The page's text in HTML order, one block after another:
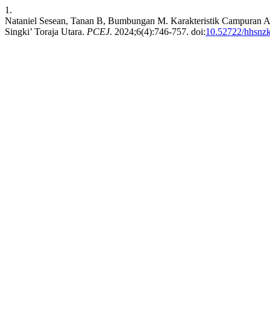
1.
Nataniel Sesean, Tanan B, Bumbungan M. Karakteristik Campuran
Singki’ Toraja Utara. PCEJ. 2024;6(4):746-757. doi:10.52722/